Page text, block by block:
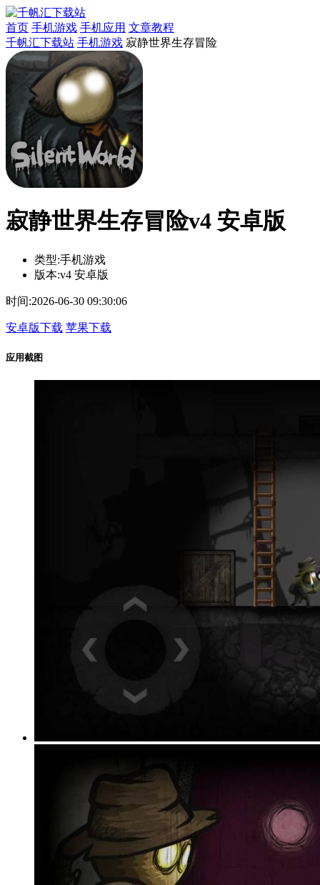
首页 手机游戏 手机应用 文章教程
千帆汇下载站 手机游戏 寂静世界生存冒险
寂静世界生存冒险v4 安卓版
类型:手机游戏
版本:v4 安卓版
时间:2026-06-30 09:30:06
安卓版下载 苹果下载
应用截图